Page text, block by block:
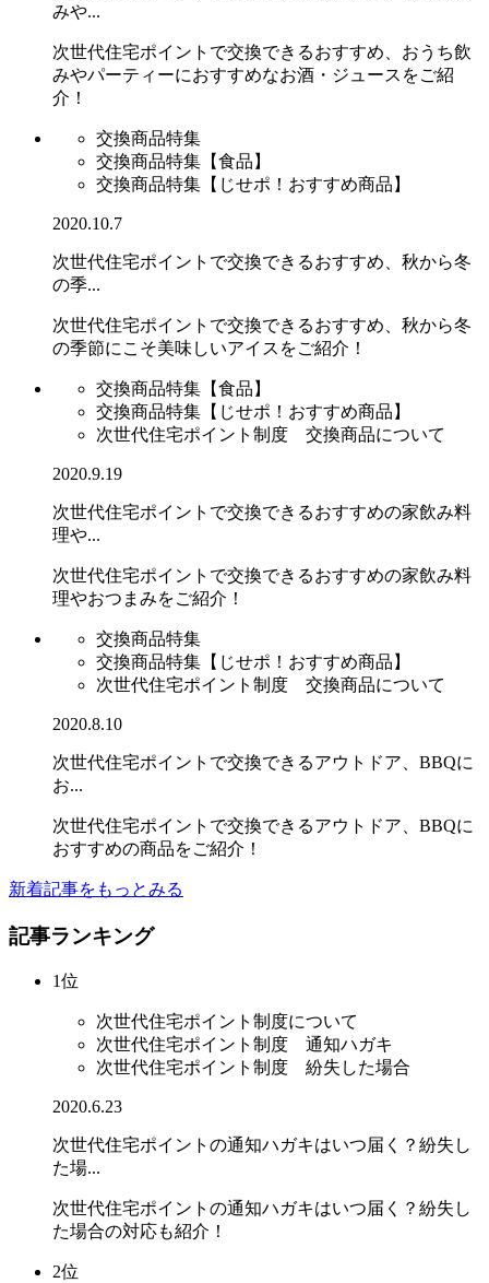
みや...
次世代住宅ポイントで交換できるおすすめ、おうち飲
みやパーティーにおすすめなお酒・ジュースをご紹
介！
交換商品特集
交換商品特集【食品】
交換商品特集【じせポ！おすすめ商品】
2020.10.7
次世代住宅ポイントで交換できるおすすめ、秋から冬
の季...
次世代住宅ポイントで交換できるおすすめ、秋から冬
の季節にこそ美味しいアイスをご紹介！
交換商品特集【食品】
交換商品特集【じせポ！おすすめ商品】
次世代住宅ポイント制度 交換商品について
2020.9.19
次世代住宅ポイントで交換できるおすすめの家飲み料
理や...
次世代住宅ポイントで交換できるおすすめの家飲み料
理やおつまみをご紹介！
交換商品特集
交換商品特集【じせポ！おすすめ商品】
次世代住宅ポイント制度 交換商品について
2020.8.10
次世代住宅ポイントで交換できるアウトドア、BBQに
お...
次世代住宅ポイントで交換できるアウトドア、BBQに
おすすめの商品をご紹介！
新着記事をもっとみる
記事ランキング
1位
次世代住宅ポイント制度について
次世代住宅ポイント制度 通知ハガキ
次世代住宅ポイント制度 紛失した場合
2020.6.23
次世代住宅ポイントの通知ハガキはいつ届く？紛失し
た場...
次世代住宅ポイントの通知ハガキはいつ届く？紛失し
た場合の対応も紹介！
2位